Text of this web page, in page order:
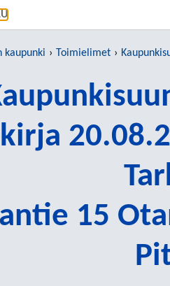
kaupunki Toimielimet
15